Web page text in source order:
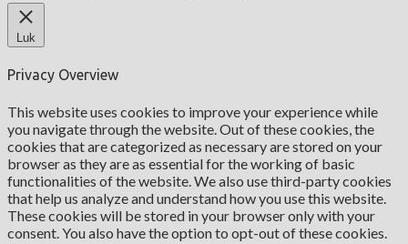
Luk
Privacy Overview
This website uses cookies to improve your experience while
you navigate through the website. Out of these cookies, the
cookies that are categorized as necessary are stored on your
browser as they are as essential for the working of basic
functionalities of the website. We also use third-party cookies
that help us analyze and understand how you use this website.
These cookies will be stored in your browser only with your
consent. You also have the option to opt-out of these cookies.